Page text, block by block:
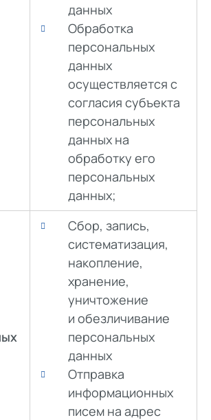
данных
Обработка
персональных
данных
осуществляется с
согласия субъекта
персональных
данных на
обработку его
персональных
данных;
Сбор, запись,
систематизация,
накопление,
хранение,
уничтожение
и обезличивание
персональных
данных
Отправка
информационных
писем на адрес